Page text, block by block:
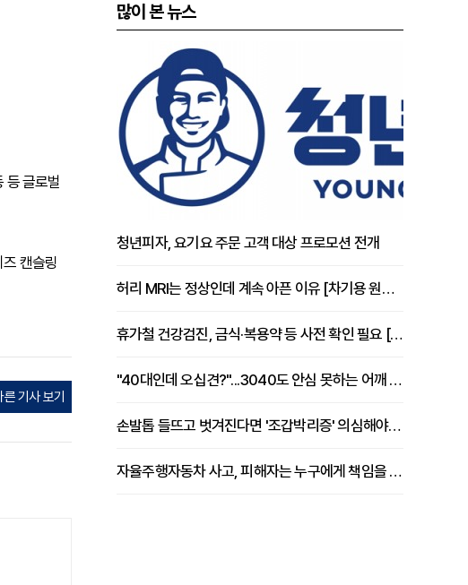
등 글로벌
캔슬링
른 기사 보기
많이 본 뉴스
청년피자, 요기요 주문 고객 대상 프로모션 전개
허리 MRI는 정상인데 계속 아픈 이유 [차기용 원장 칼럼]
휴가철 건강검진, 금식·복용약 등 사전 확인 필요 [정도감 원장 칼럼]
"40대인데 오십견?"...3040도 안심 못하는 어깨 유착성 관절낭염
손발톱 들뜨고 벗겨진다면 '조갑박리증' 의심해야 [김철윤 원장 칼럼]
자율주행자동차 사고, 피해자는 누구에게 책임을 물을 수 있을까